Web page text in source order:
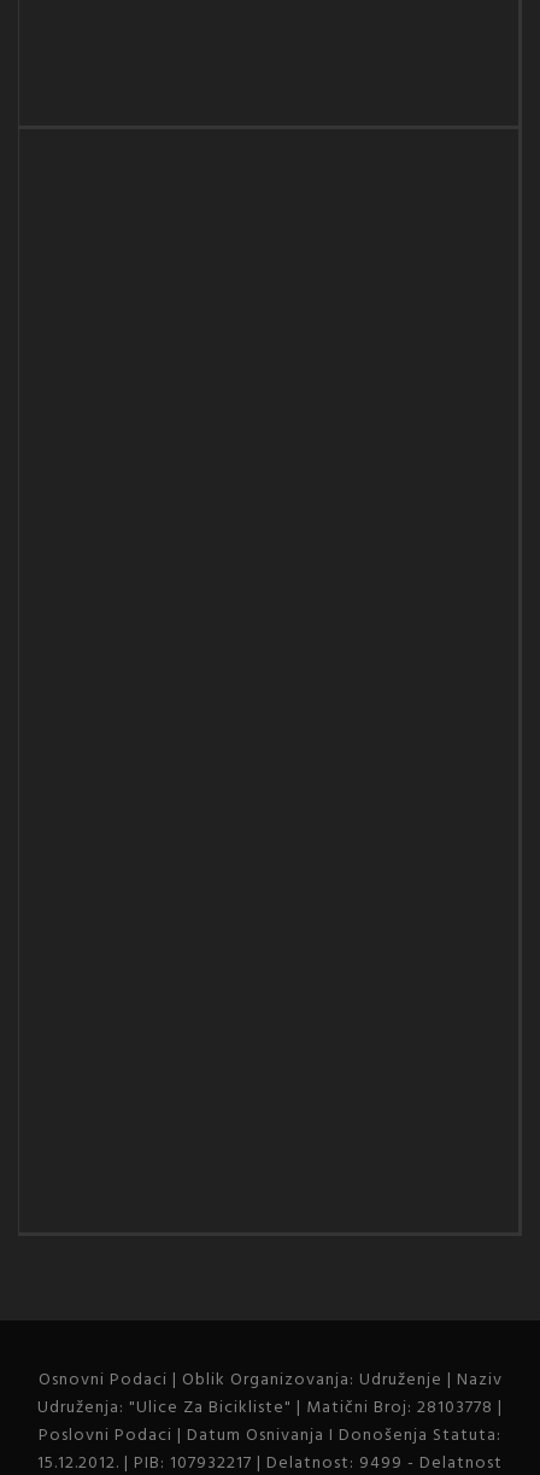
Osnovni Podaci | Oblik Organizovanja: Udruženje | Naziv
Udruženja: "Ulice Za Bicikliste" | Matični Broj: 28103778 |
Poslovni Podaci | Datum Osnivanja I Donošenja Statuta:
15.12.2012. | PIB: 107932217 | Delatnost: 9499 - Delatnost